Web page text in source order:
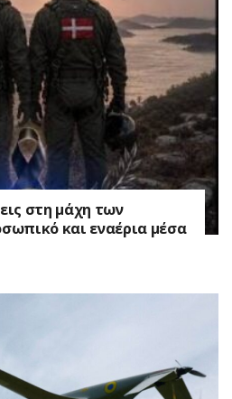
στη μάχη των
και εναέρια μέσα